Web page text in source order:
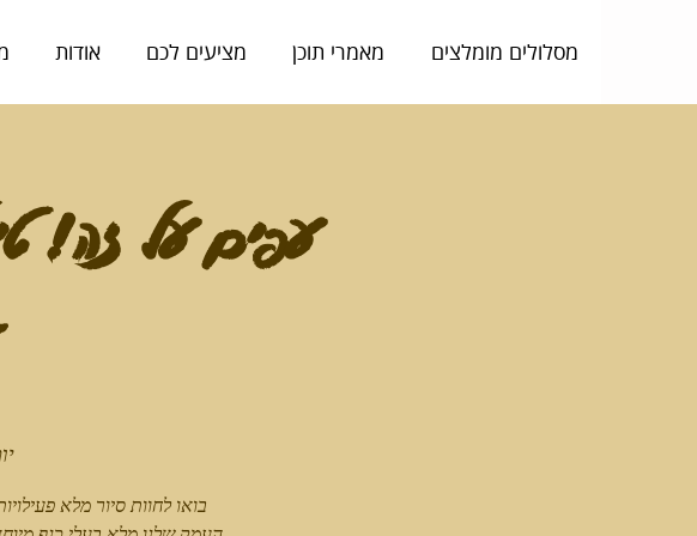
מסלולים מומלצים מאמרי תוכן מציעים לכם אודות
עפים על זה!